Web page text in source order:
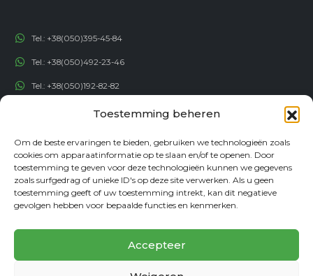
Toestemming beheren
Om de beste ervaringen te bieden, gebruiken we technologieën zoals
cookies om apparaatinformatie op te slaan en/of te openen. Door
toestemming te geven voor deze technologieën kunnen we gegevens
zoals surfgedrag of unieke ID's op deze site verwerken. Als u geen
toestemming geeft of uw toestemming intrekt, kan dit negatieve
gevolgen hebben voor bepaalde functies en kenmerken.
Accepteer
Tel.: +38(050)395-45-84
Tel.: +38(050)492-23-46
Tel.: +38(050)192-82-82
contact@econadin.com
SOCIALE NETWERKEN